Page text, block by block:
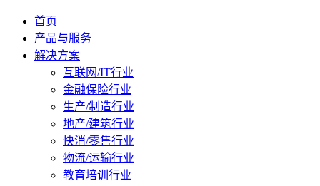
首页
产品与服务
解决方案
互联网/IT行业
金融保险行业
生产/制造行业
地产/建筑行业
快消/零售行业
物流/运输行业
教育培训行业